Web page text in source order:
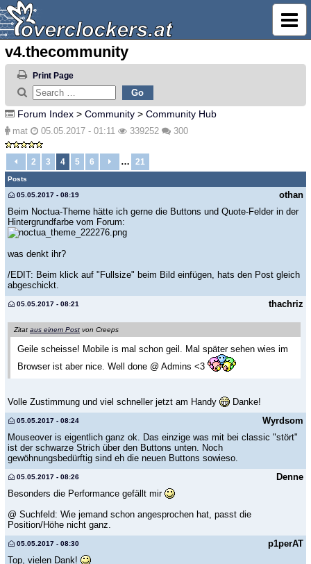
v4.thecommunity
Print Page
Forum Index > Community > Community Hub
mat 05.05.2017 - 01:11 339252 300
2 3 4 5 6 … 21
Posts
othan
05.05.2017 - 08:19
Beim Noctua-Theme hätte ich gerne die Buttons und Quote-Felder in der
Hintergrundfarbe vom Forum:
was denkt ihr?
/EDIT: Beim klick auf "Fullsize" beim Bild einfügen, hats den Post gleich
abgeschickt.
thachriz
05.05.2017 - 08:21
Zitat aus einem Post von Creeps
Geile scheisse! Mobile is mal schon geil. Mal später sehen wies im
Browser ist aber nice. Well done @ Admins <3
Volle Zustimmung und viel schneller jetzt am Handy
Danke!
Wyrdsom
05.05.2017 - 08:24
Mouseover is eigentlich ganz ok. Das einzige was mit bei classic "stört"
ist der schwarze Strich über den Buttons unten. Noch
gewöhnungsbedürftig sind eh die neuen Buttons sowieso.
Denne
05.05.2017 - 08:26
Besonders die Performance gefällt mir
@ Suchfeld: Wie jemand schon angesprochen hat, passt die
Position/Höhe nicht ganz.
p1perAT
05.05.2017 - 08:30
Top, vielen Dank!